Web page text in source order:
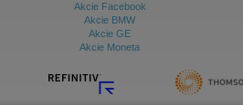
Akcie Facebook
Akcie BMW
Akcie GE
Akcie Moneta